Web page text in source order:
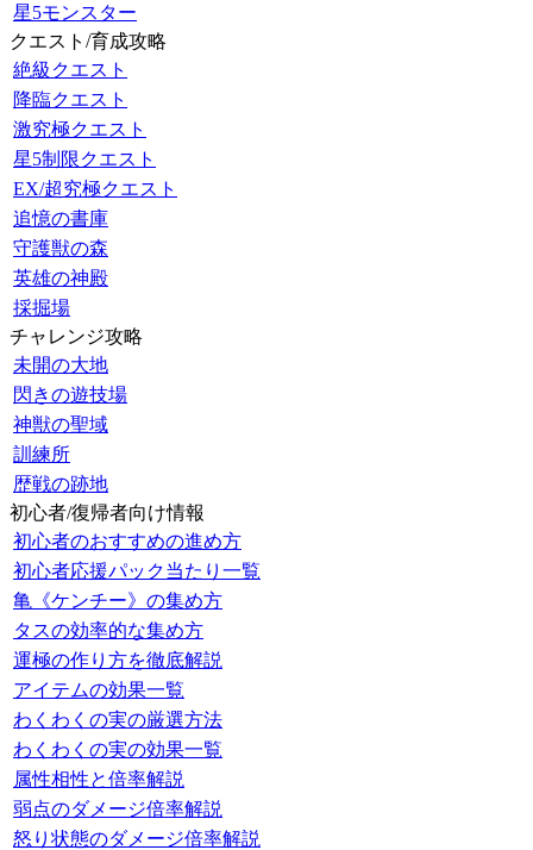
星5モンスター
クエスト/育成攻略
絶級クエスト
降臨クエスト
激究極クエスト
星5制限クエスト
EX/超究極クエスト
追憶の書庫
守護獣の森
英雄の神殿
採掘場
チャレンジ攻略
未開の大地
閃きの遊技場
神獣の聖域
訓練所
歴戦の跡地
初心者/復帰者向け情報
初心者のおすすめの進め方
初心者応援パック当たり一覧
亀《ケンチー》の集め方
タスの効率的な集め方
運極の作り方を徹底解説
アイテムの効果一覧
わくわくの実の厳選方法
わくわくの実の効果一覧
属性相性と倍率解説
弱点のダメージ倍率解説
怒り状態のダメージ倍率解説